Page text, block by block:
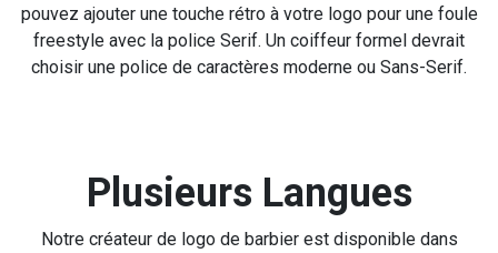
pouvez ajouter une touche rétro à votre logo pour une foule
freestyle avec la police Serif. Un coiffeur formel devrait
choisir une police de caractères moderne ou Sans-Serif.
Plusieurs Langues
Notre créateur de logo de barbier est disponible dans